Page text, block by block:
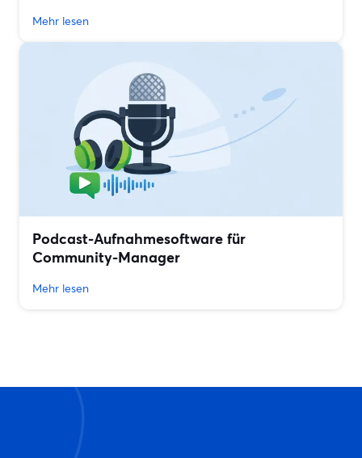
Mehr lesen
Podcast-Aufnahmesoftware für
Community-Manager
Mehr lesen